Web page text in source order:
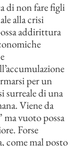
di non fare figli
alla crisi
addirittura
per un
surreale di una
Viene da
ma vuoto possa
Forse
come mal posto